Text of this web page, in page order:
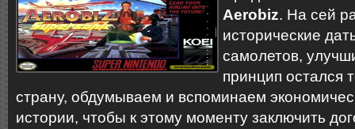
Aerobiz. На сей
исторические
самолетов,
принцип остался
страну, обдумываем и вспоминаем
истории, чтобы к этому моменту заключить